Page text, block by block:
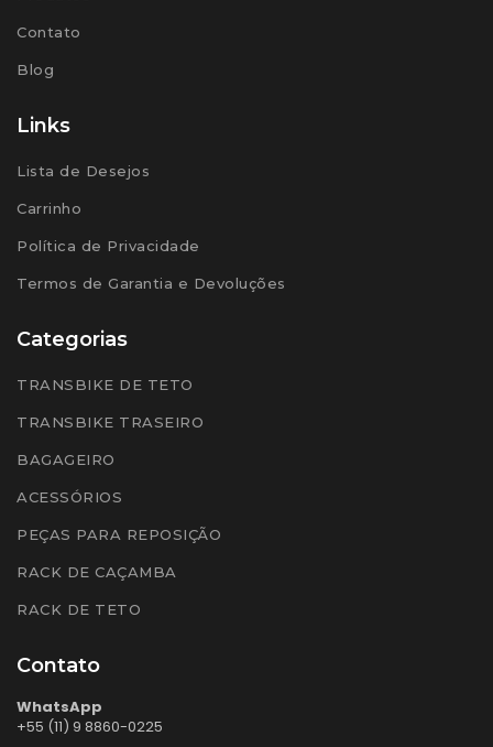
Contato
Blog
Links
Lista de Desejos
Carrinho
Política de Privacidade
Termos de Garantia e Devoluções
Categorias
TRANSBIKE DE TETO
TRANSBIKE TRASEIRO
BAGAGEIRO
ACESSÓRIOS
PEÇAS PARA REPOSIÇÃO
RACK DE CAÇAMBA
RACK DE TETO
Contato
WhatsApp
+55 (11) 9 8860-0225